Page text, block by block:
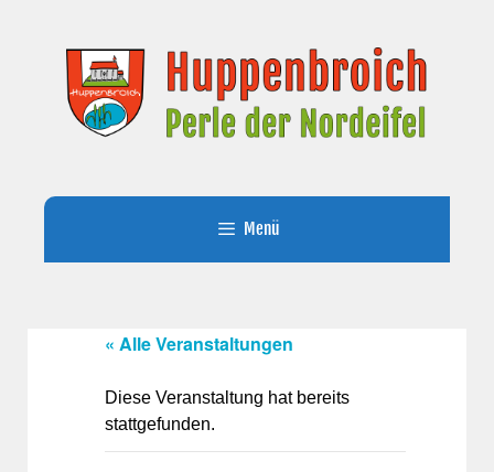
springen
Menü
« Alle Veranstaltungen
Diese Veranstaltung hat bereits
stattgefunden.